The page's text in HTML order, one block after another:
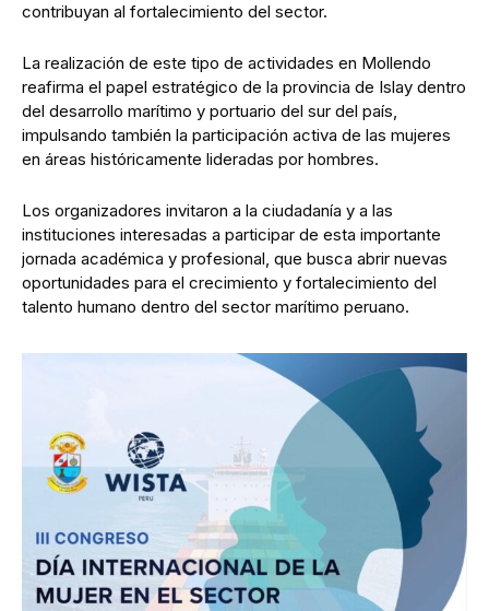
contribuyan al fortalecimiento del sector.
La realización de este tipo de actividades en Mollendo
reafirma el papel estratégico de la provincia de Islay dentro
del desarrollo marítimo y portuario del sur del país,
impulsando también la participación activa de las mujeres
en áreas históricamente lideradas por hombres.
Los organizadores invitaron a la ciudadanía y a las
instituciones interesadas a participar de esta importante
jornada académica y profesional, que busca abrir nuevas
oportunidades para el crecimiento y fortalecimiento del
talento humano dentro del sector marítimo peruano.